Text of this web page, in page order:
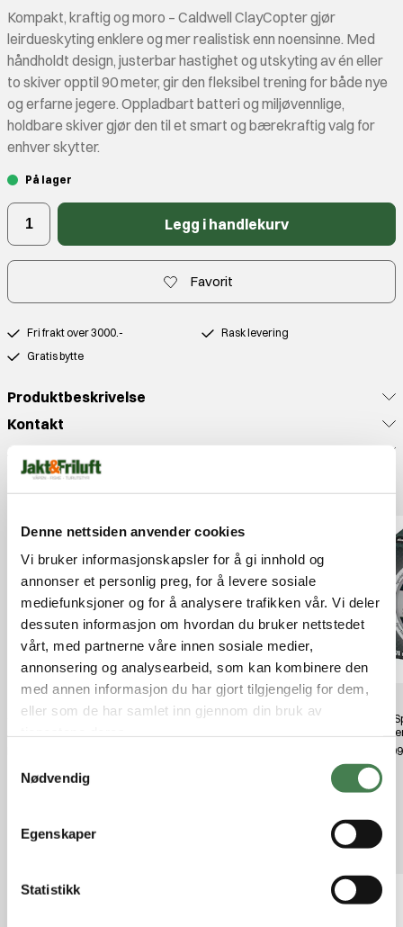
Denne nettsiden anvender cookies
Vi bruker informasjonskapsler for å gi innhold og
annonser et personlig preg, for å levere sosiale
mediefunksjoner og for å analysere trafikken vår. Vi deler
dessuten informasjon om hvordan du bruker nettstedet
vårt, med partnerne våre innen sosiale medier,
annonsering og analysearbeid, som kan kombinere den
med annen informasjon du har gjort tilgjengelig for dem,
eller som de har samlet inn gjennom din bruk av
Nødvendig
Egenskaper
Statistikk
Kompakt, kraftig og moro – Caldwell ClayCopter gjør
leirdueskyting enklere og mer realistisk enn noensinne. Med
håndholdt design, justerbar hastighet og utskyting av én eller
to skiver opptil 90 meter, gir den fleksibel trening for både nye
og erfarne jegere. Oppladbart batteri og miljøvennlige,
holdbare skiver gjør den til et smart og bærekraftig valg for
enhver skytter.
På lager
Legg i handlekurv
Favorit
Fri frakt over 3000.-
Rask levering
Gratis bytte
Produktbeskrivelse
Kontakt
Populære produkter
Caldwell ClayCopter Launcher
Zala Sporting Steel 12-70-7 28
Zala
GR.
kr 4,99
Relaterte produkter